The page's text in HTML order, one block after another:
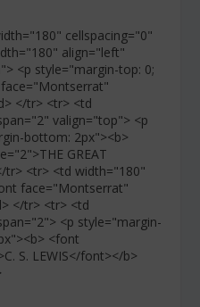
cellspacing="0"
align="left"
<p style="margin-top: 0;
</tr> <tr> <td
valign="top"> <p
bottom: 2px"><b>
GREAT
tr> <tr> <td width="180"
face="Montserrat"
</tr> <tr> <td
<p style="margin-
<font
S. LEWIS</font></b>